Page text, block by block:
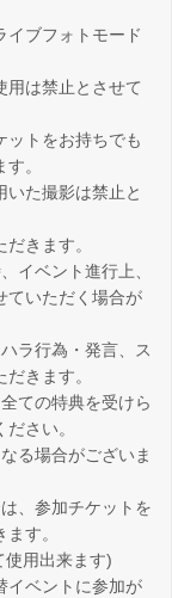
イブフォトモード
用は禁止とさせて
ットをお持ちでも
。
いた撮影は禁止と
きます。
イベント進行上、
ていただく場合が
ラ行為・発言、ス
きます。
ての特典を受けら
さい。
る場合がございま
、参加チケットを
す。
使用出来ます)
イベントに参加が